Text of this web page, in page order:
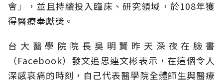
會」，並且持續投入臨床、研究領域，於108年獲
得醫療奉獻獎。
台大醫學院院長吳明賢昨天深夜在臉書
（Facebook）發文追思連文彬表示，在這個令人
深感哀痛的時刻，自己代表醫學院全體師生與醫療